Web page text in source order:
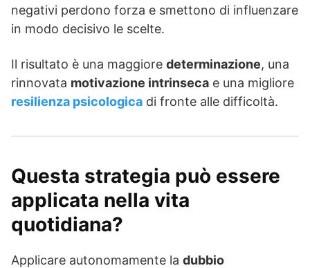
negativi perdono forza e smettono di influenzare
in modo decisivo le scelte.
Il risultato è una maggiore determinazione, una
rinnovata motivazione intrinseca e una migliore
resilienza psicologica di fronte alle difficoltà.
Questa strategia può essere
applicata nella vita
quotidiana?
Applicare autonomamente la dubbio